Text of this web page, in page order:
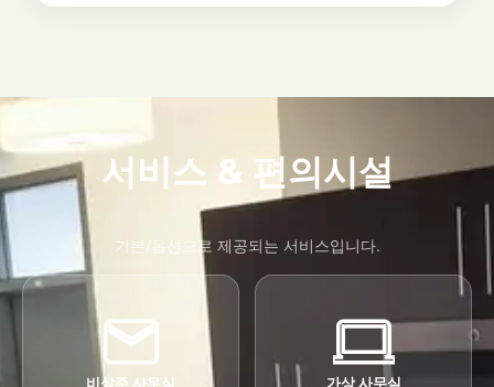
서비스 & 편의시설
기본/옵션으로 제공되는 서비스입니다.
비상주 사무실
가상 사무실